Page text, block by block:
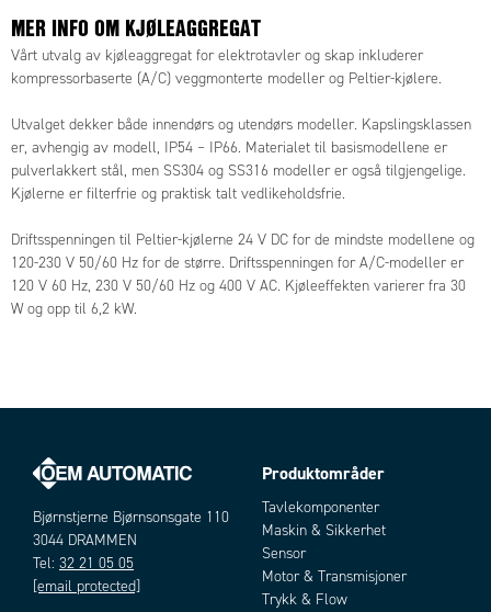
MER INFO OM KJØLEAGGREGAT
Vårt utvalg av kjøleaggregat for elektrotavler og skap inkluderer
kompressorbaserte (A/C) veggmonterte modeller og Peltier-kjølere.
Utvalget dekker både innendørs og utendørs modeller. Kapslingsklassen
er, avhengig av modell, IP54 – IP66. Materialet til basismodellene er
pulverlakkert stål, men SS304 og SS316 modeller er også tilgjengelige.
Kjølerne er filterfrie og praktisk talt vedlikeholdsfrie.
Driftsspenningen til Peltier-kjølerne 24 V DC for de mindste modellene og
120-230 V 50/60 Hz for de større. Driftsspenningen for A/C-modeller er
120 V 60 Hz, 230 V 50/60 Hz og 400 V AC. Kjøleeffekten varierer fra 30
W og opp til 6,2 kW.
Bjørnstjerne Bjørnsonsgate 110
3044 DRAMMEN
Tel: 32 21 05 05
[email protected]
Produktområder
Tavlekomponenter
Maskin & Sikkerhet
Sensor
Motor & Transmisjoner
Trykk & Flow